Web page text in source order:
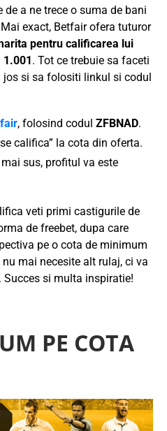
a ne trece o suma de bani
exact, Betfair ofera tuturor
pentru calificarea lui
1.001 . Tot ce trebuie sa faceti
si sa folositi linkul si codul
, folosind codul ZFBNAD.
califica” la cota din oferta.
sus, profitul va este
veti primi castigurile de
de freebet, dupa care
pe o cota de minimum
mai necesite alt rulaj, ci va
si multa inspiratie!
PE COTA